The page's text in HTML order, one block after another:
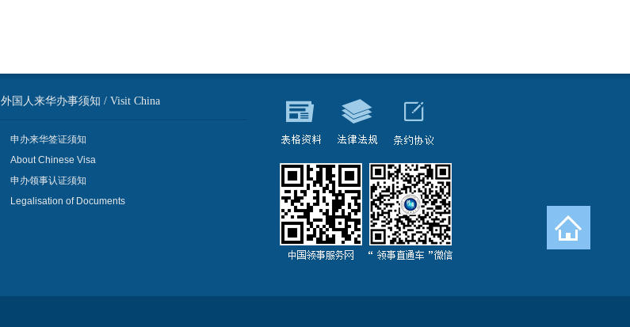
外国人来华办事须知 / Visit China
申办来华签证须知
About Chinese Visa
申办领事认证须知
Legalisation of Documents